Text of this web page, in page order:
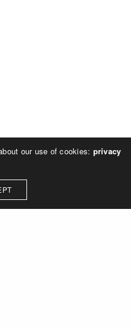
our use of cookies: privacy